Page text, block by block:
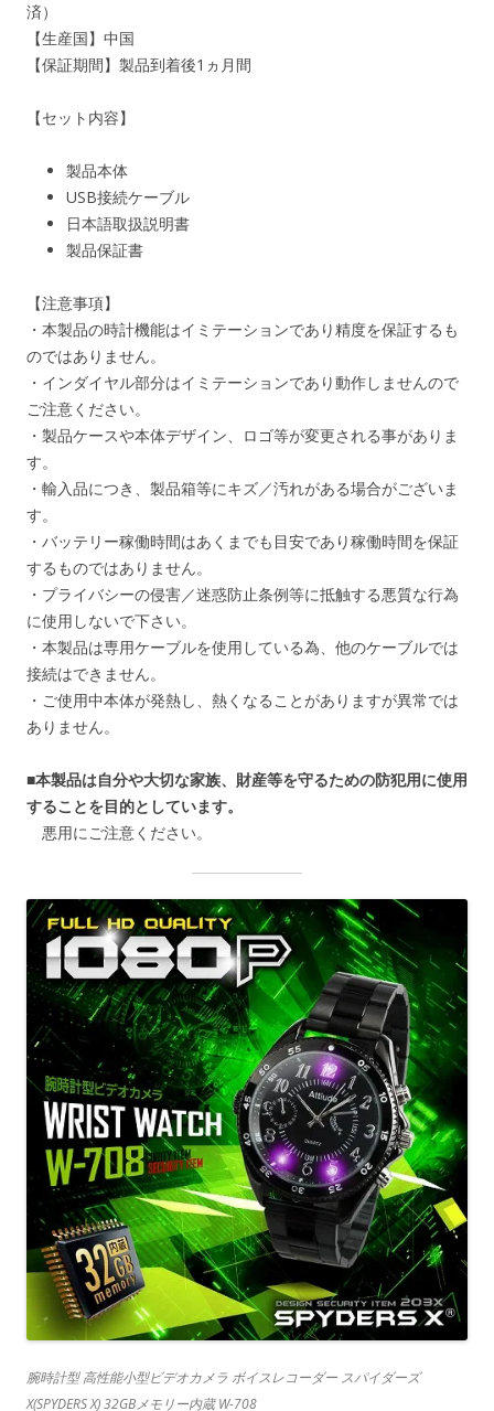
済）
【生産国】中国
【保証期間】製品到着後1ヵ月間
【セット内容】
製品本体
USB接続ケーブル
日本語取扱説明書
製品保証書
【注意事項】
・本製品の時計機能はイミテーションであり精度を保証するも
のではありません。
・インダイヤル部分はイミテーションであり動作しませんので
ご注意ください。
・製品ケースや本体デザイン、ロゴ等が変更される事がありま
す。
・輸入品につき、製品箱等にキズ／汚れがある場合がございま
す。
・バッテリー稼働時間はあくまでも目安であり稼働時間を保証
するものではありません。
・プライバシーの侵害／迷惑防止条例等に抵触する悪質な行為
に使用しないで下さい。
・本製品は専用ケーブルを使用している為、他のケーブルでは
接続はできません。
・ご使用中本体が発熱し、熱くなることがありますが異常では
ありません。
■本製品は自分や大切な家族、財産等を守るための防犯用に使用
することを目的としています。
悪用にご注意ください。
腕時計型 高性能小型ビデオカメラ ボイスレコーダー スパイダーズ
X(SPYDERS X) 32GBメモリー内蔵 W-708